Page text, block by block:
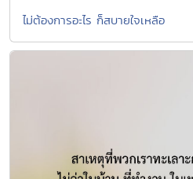
ไม่ต้องการอะไร ก็สบายใจเหลือ